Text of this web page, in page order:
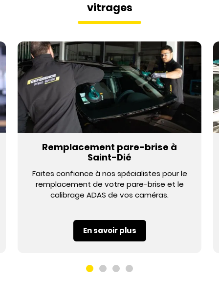
vitrages
Remplacement pare-brise à
Saint-Dié
Faites confiance à nos spécialistes pour le
remplacement de votre pare-brise et le
calibrage ADAS de vos caméras.
En savoir plus